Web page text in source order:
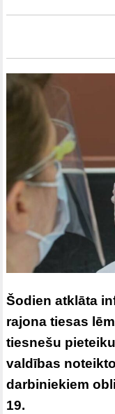
Šodien atklāta
rajona tiesas
tiesnešu
valdības
darbiniekiem
19.